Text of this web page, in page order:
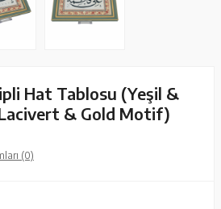
Hat Tablosu (Yeşil &
& Gold Motif)
(0)